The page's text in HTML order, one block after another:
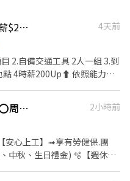
👍 ［蟎の職人］超活潑團隊 時薪$200up 時薪獎金無上限
4天前
2.自備交通工具 2人一組 3.到
點 4時薪200Up⬆️ 依照能力完
👍 🌈南屯時薪❤️‍🔥禮盒組包裝員⭕️周休二日⭕️免費供餐⭕️可預支薪水⭕️三節獎金
2小時前
中秋、生日禮金) 🫧【週休二